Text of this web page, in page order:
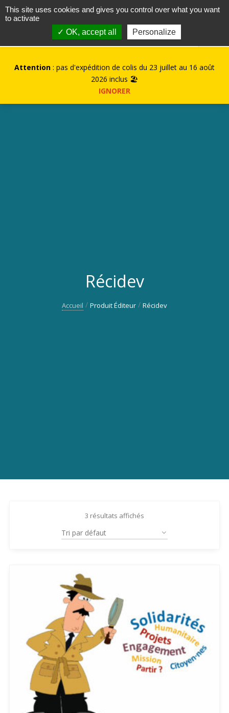
contact@kurioz.org
Attention : pas d'expédition de colis du 23 juillet au 16 août
2026 inclus 🏖️
IGNORER
Récidev
Accueil Produit Éditeur Récidev
3 résultats affichés
This site uses cookies and gives you control over what you want
to activate
✓ OK, accept all
Personalize